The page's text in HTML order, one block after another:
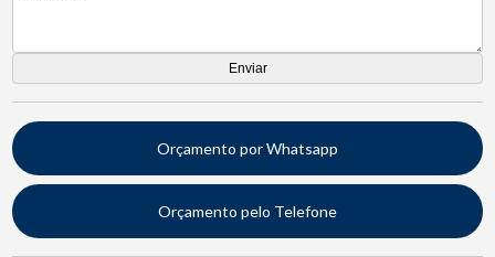
Orçamento por Whatsapp
Orçamento pelo Telefone